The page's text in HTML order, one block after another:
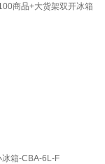
商品+大货架双开冰箱
箱-CBA-6L-F